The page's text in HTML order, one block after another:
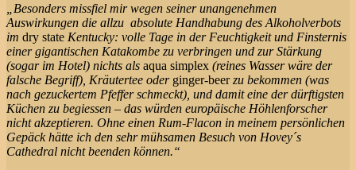
„Besonders missfiel mir wegen seiner unangenehmen
Auswirkungen die allzu absolute Handhabung des Alkoholverbots
im dry state Kentucky: volle Tage in der Feuchtigkeit und Finsternis
einer gigantischen Katakombe zu verbringen und zur Stärkung
(sogar im Hotel) nichts als aqua simplex (reines Wasser wäre der
falsche Begriff), Kräutertee oder ginger-beerzu bekommen (was
nach gezuckertem Pfeffer schmeckt), und damit eine der dürftigsten
Küchen zu begiessen – das würden europäische Höhlenforscher
nicht akzeptieren. Ohne einen Rum-Flacon in meinem persönlichen
Gepäck hätte ich den sehr mühsamen Besuch von Hovey´s
Cathedral nicht beenden können.“